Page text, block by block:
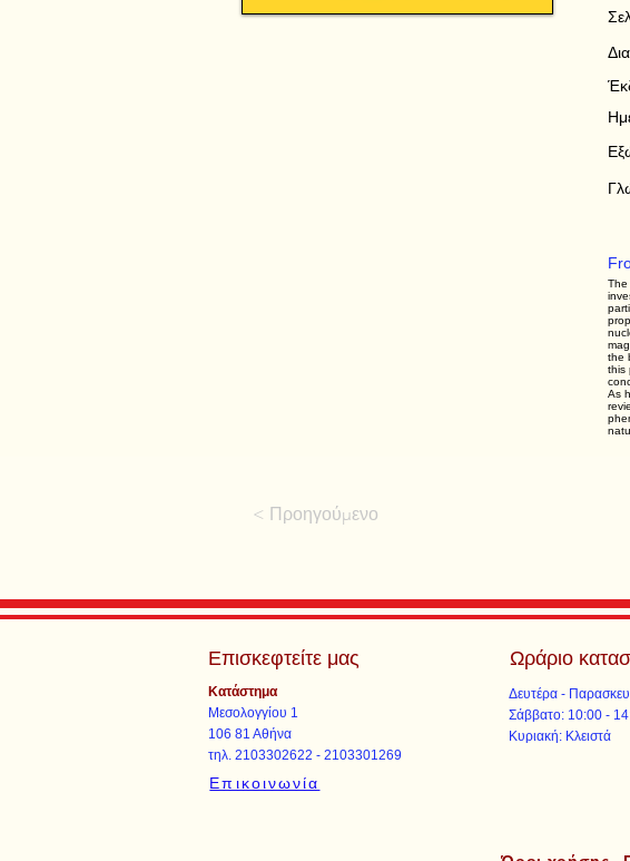
The
the
this
As
< Προηγούμενο
Επισκεφτείτε μας
Κατάστημα
Μεσολογγίου 1
106 81 Αθήνα
τηλ. 2103302622 - 2103301269
Επικοινωνία
Ωράριο
Δευτέρα -
​​Σάββατο: 10:00 -
​Κυριακή: Κλειστά